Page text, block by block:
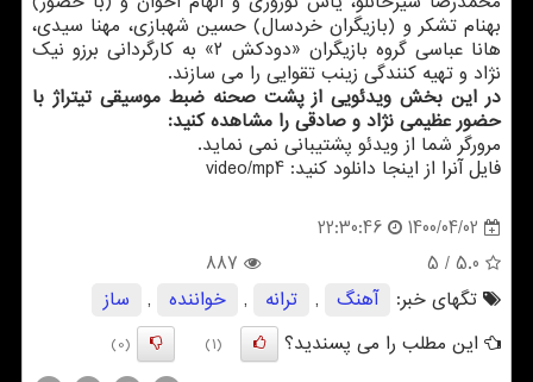
بهنام تشکر و (بازیگران خردسال) حسین شهبازی، مهنا سیدی،
هانا عباسی گروه بازیگران «دودکش ۲» به کارگردانی برزو نیک
نژاد و تهیه کنندگی زینب تقوایی را می سازند.
در این بخش ویدئویی از پشت صحنه ضبط موسیقی تیتراژ با
حضور عظیمی نژاد و صادقی را مشاهده کنید:
مرورگر شما از ویدئو پشتیبانی نمی نماید.
فایل آنرا از اینجا دانلود کنید: video/mp4
1400/04/02
22:30:46
5.0
/ 5
887
تگهای خبر:
آهنگ , ترانه , خواننده ,
ساز
این مطلب را می پسندید؟
(1)
(0)